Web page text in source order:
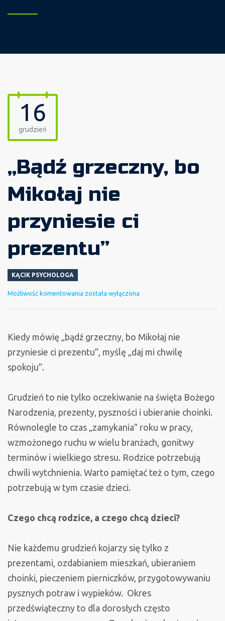
16
grudzień
„Bądź grzeczny, bo
Mikołaj nie
przyniesie ci
prezentu”
KĄCIK PSYCHOLOGA
Możliwość komentowania „Bądź
Mikołaj
nie
została wyłączona
Kiedy mówię „bądź grzeczny, bo Mikołaj nie
przyniesie ci prezentu”, myślę „daj mi chwilę
spokoju”.
Grudzień to nie tylko oczekiwanie na święta Bożego
Narodzenia, prezenty, pyszności i ubieranie choinki.
Równolegle to czas „zamykania” roku w pracy,
wzmożonego ruchu w wielu branżach, gonitwy
terminów i wielkiego stresu. Rodzice potrzebują
chwili wytchnienia. Warto pamiętać też o tym, czego
potrzebują w tym czasie dzieci.
Czego chcą rodzice, a czego chcą dzieci?
Nie każdemu grudzień kojarzy się tylko z
prezentami, ozdabianiem mieszkań, ubieraniem
choinki, pieczeniem pierniczków, przygotowywaniu
pysznych potraw i wypieków. Okres
przedświąteczny to dla dorosłych często